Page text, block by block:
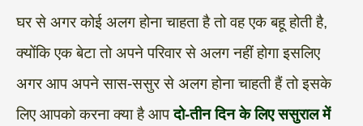
घर से अगर कोई अलग होना चाहता है तो वह एक बहू होती है,
क्योंकि एक बेटा तो अपने परिवार से अलग नहीं होगा इसलिए
अगर आप अपने सास-ससुर से अलग होना चाहती हैं तो इसके
लिए आपको करना क्या है आपदो-तीन दिन के लिए ससुराल में